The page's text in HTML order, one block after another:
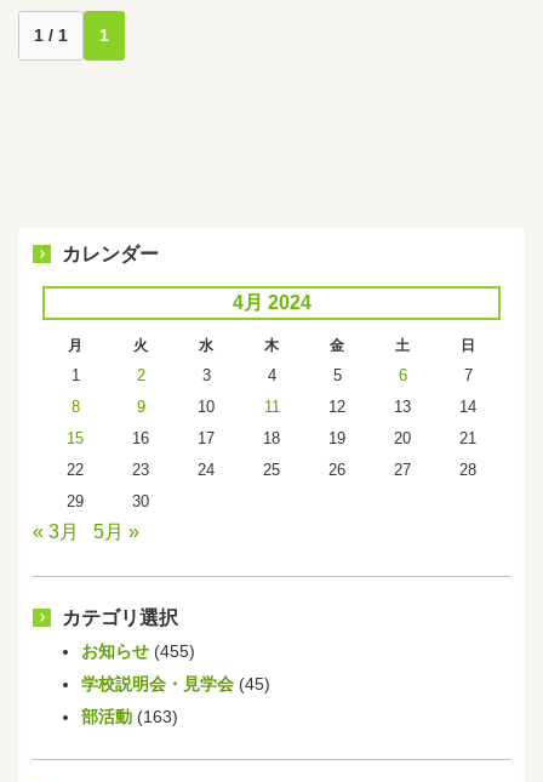
1 / 1 1
カレンダー
4月 2024
月 火 水 木 金 土 日
1 2 3 4 5 6
7
8
9 10 11 12 13
14
15
16 17 18 19 20
21
22
23 24 25 26 27
28
29
30
« 3月 5月 »
カテゴリ選択
お知らせ (455)
学校説明会・見学会 (45)
部活動 (163)